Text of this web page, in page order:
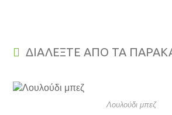
ΔΙΑΛΕΞΤΕ ΑΠΟ ΤΑ
Λουλούδι μπεζ